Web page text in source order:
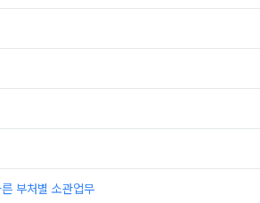
부처별 소관업무